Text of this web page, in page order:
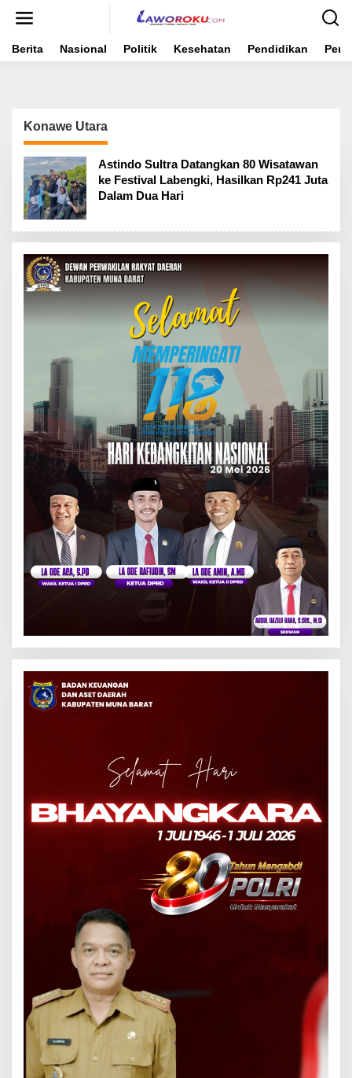
Berita Nasional Politik Kesehatan Pendidikan
Konawe Utara
Astindo Sultra Datangkan 80 Wisatawan
ke Festival Labengki, Hasilkan Rp241 Juta
Dalam Dua Hari